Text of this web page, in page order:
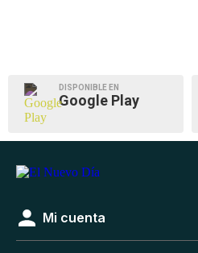
DISPONIBLE EN
Google Play
Mi cuenta